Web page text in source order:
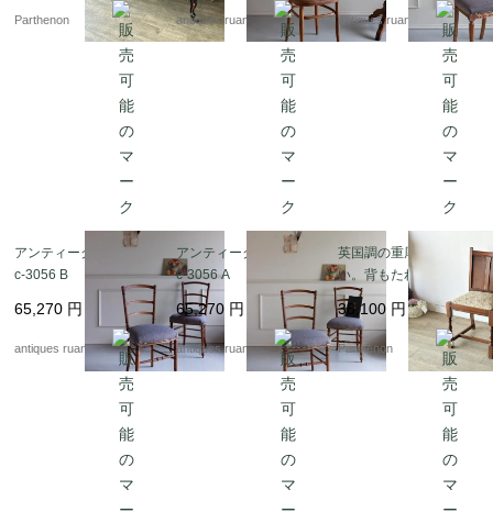
ロング（ソファ）【c3
Parthenon antiques ruan antiques ruan
アンティークチェア F
c-3056 B
65,270 円
antiques ruan
アンティークチェア F
c-3056 A
65,270 円
antiques ruan
英国調の重厚な佇ま
い。背もたれの彫刻が
美しいオーク材ダイニ
ングチェア【2230】
38,100 円
Parthenon